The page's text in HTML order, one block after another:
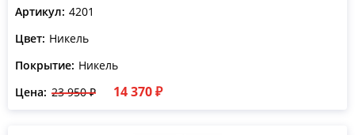
Артикул: 4201
Цвет: Никель
Покрытие: Никель
Цена: 23 950 ₽ 14 370 ₽